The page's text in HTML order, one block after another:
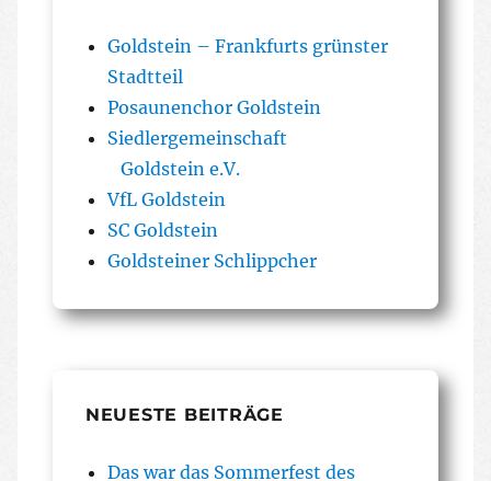
Goldstein – Frankfurts grünster
Stadtteil
Posaunenchor Goldstein
Siedlergemeinschaft
Goldstein e.V.
VfL Goldstein
SC Goldstein
Goldsteiner Schlippcher
NEUESTE BEITRÄGE
Das war das Sommerfest des